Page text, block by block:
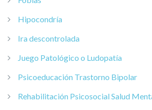
Hipocondría
Ira descontrolada
Juego Patológico o Ludopatía
Psicoeducación Trastorno Bipolar
Rehabilitación Psicosocial Salud